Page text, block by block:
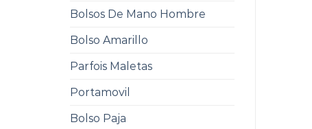
Bolsos De Mano Hombre
Bolso Amarillo
Parfois Maletas
Portamovil
Bolso Paja